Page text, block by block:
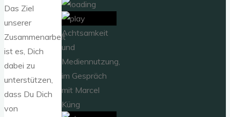
Das Ziel
unserer
Zusammenarbeit
ist es, Dich
dabei zu
unterstützen,
dass Du Dich
von
Achtsamkeit
und
Mediennutzung,
im Gespräch
mit Marcel
Küng